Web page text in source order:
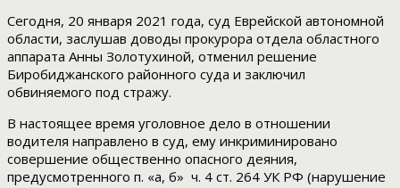
​Сегодня, 20 января 2021 года, суд Еврейской автономной
области, заслушав доводы прокурора отдела областного
аппарата Анны Золотухиной, отменил решение
Биробиджанского районного суда и заключил
обвиняемого под стражу.
В настоящее время уголовное дело в отношении
водителя направлено в суд, ему инкриминировано
совершение общественно опасного деяния,
предусмотренного п. «а, б» ​ ч. 4 ст. 264 УК РФ (нарушение